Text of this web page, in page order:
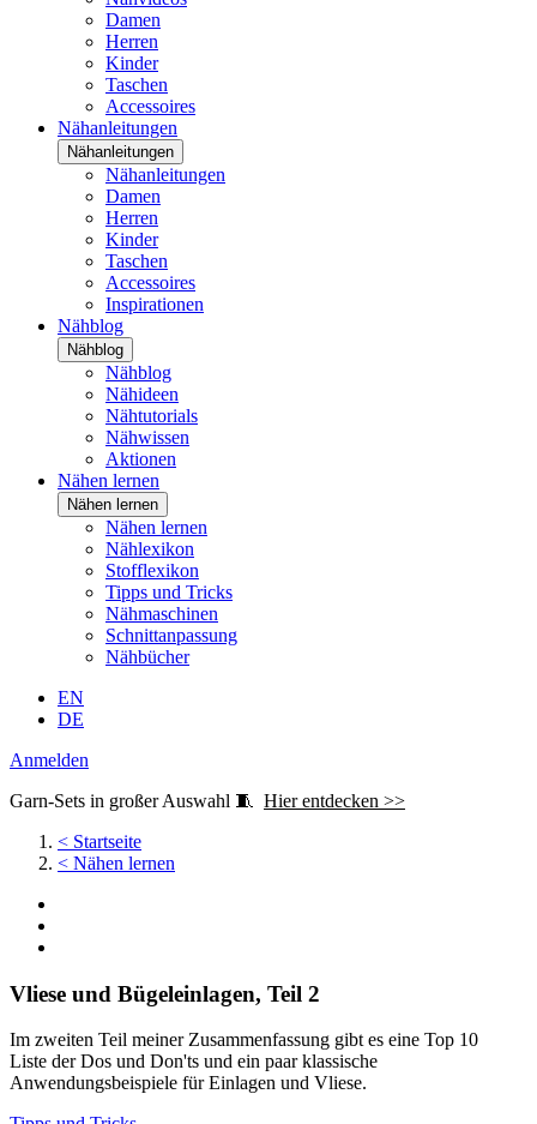
Damen
Herren
Kinder
Taschen
Accessoires
Nähanleitungen
Nähanleitungen
Nähanleitungen
Damen
Herren
Kinder
Taschen
Accessoires
Inspirationen
Nähblog
Nähblog
Nähblog
Nähideen
Nähtutorials
Nähwissen
Aktionen
Nähen lernen
Nähen lernen
Nähen lernen
Nählexikon
Stofflexikon
Tipps und Tricks
Nähmaschinen
Schnittanpassung
Nähbücher
EN
DE
Anmelden
Garn-Sets in großer Auswahl 🧵 Hier entdecken >>
< Startseite
< Nähen lernen
Vliese und Bügeleinlagen, Teil 2
Im zweiten Teil meiner Zusammenfassung gibt es eine Top 10
Liste der Dos und Don'ts und ein paar klassische
Anwendungsbeispiele für Einlagen und Vliese.